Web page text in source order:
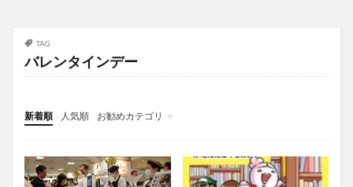
TAG
バレンタインデー
新着順 人気順
お勧めカテゴリ
投稿
学び
マンガ
電子書籍